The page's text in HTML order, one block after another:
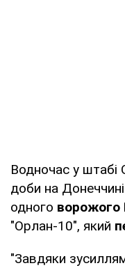
Водночас у
доби на Донеччині
одного
"Орлан-10", який
"Завдяки